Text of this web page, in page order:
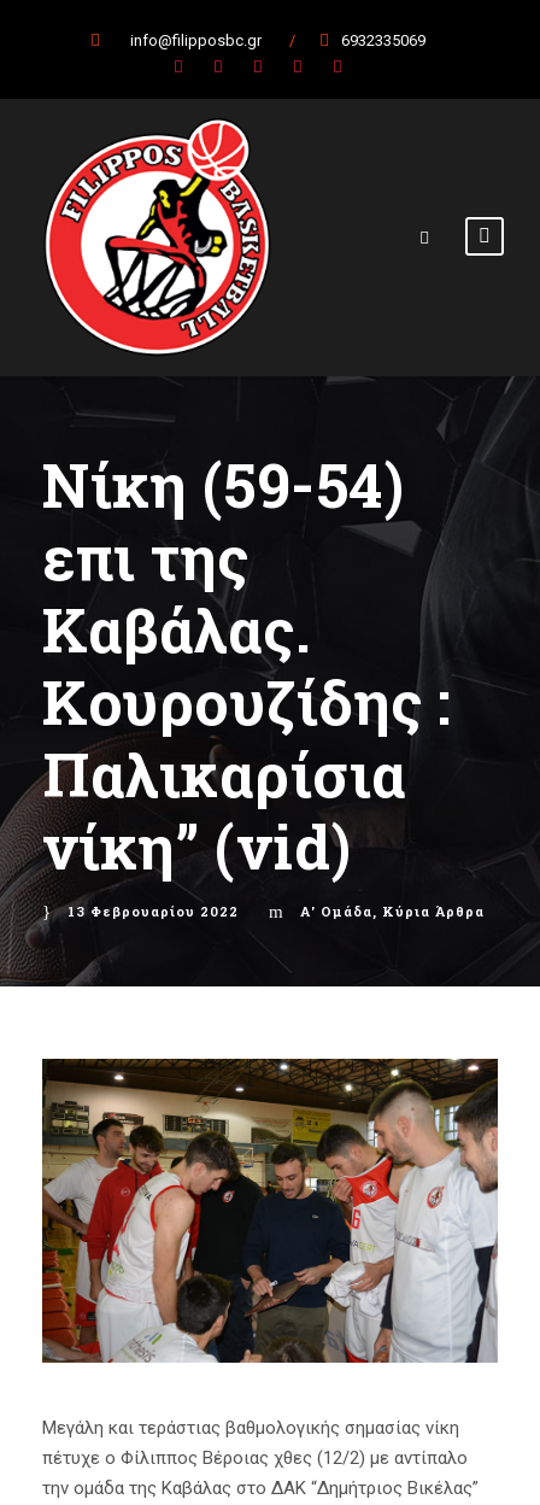
info@filipposbc.gr / 6932335069
Νίκη (59-54)
επι της
Καβάλας.
Κουρουζίδης :
Παλικαρίσια
νίκη” (vid)
13 Φεβρουαρίου 2022 Α' Ομάδα, Κύρια Άρθρα
Μεγάλη και τεράστιας βαθμολογικής σημασίας νίκη
πέτυχε ο Φίλιππος Βέροιας χθες (12/2) με αντίπαλο
την ομάδα της Καβάλας στο ΔΑΚ “Δημήτριος Βικέλας”